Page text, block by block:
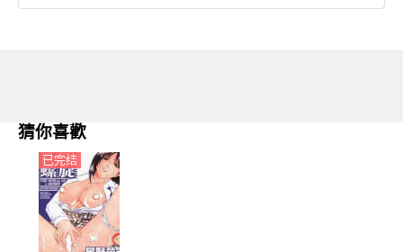
猜你喜歡
已完结